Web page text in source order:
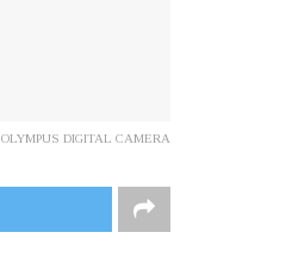
OLYMPUS DIGITAL CAMERA